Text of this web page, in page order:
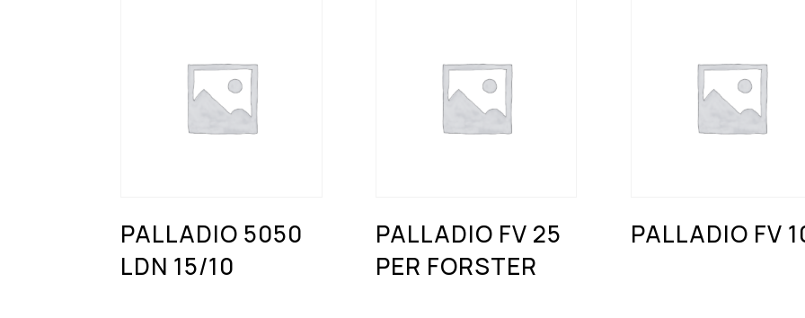
PALLADIO 5050
LDN 15/10
PALLADIO FV 25
PER FORSTER
PALLADIO FV